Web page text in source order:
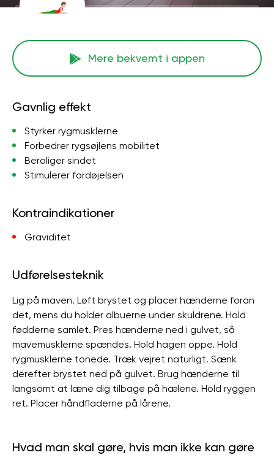
Mere bekvemt i appen
Gavnlig effekt
Styrker rygmusklerne
Forbedrer rygsøjlens mobilitet
Beroliger sindet
Stimulerer fordøjelsen
Kontraindikationer
Graviditet
Udførelsesteknik
Lig på maven. Løft brystet og placer hænderne foran
det, mens du holder albuerne under skuldrene. Hold
fødderne samlet. Pres hænderne ned i gulvet, så
mavemusklerne spændes. Hold hagen oppe. Hold
rygmusklerne tonede. Træk vejret naturligt. Sænk
derefter brystet ned på gulvet. Brug hænderne til
langsomt at læne dig tilbage på hælene. Hold ryggen
ret. Placer håndfladerne på lårene.
Hvad man skal gøre, hvis man ikke kan gøre